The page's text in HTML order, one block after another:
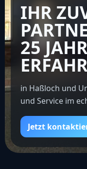
IHR
25
in Haßloch und
und Service im
Jetzt